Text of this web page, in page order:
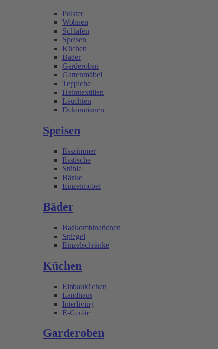
Polster
Wohnen
Schlafen
Speisen
Küchen
Bäder
Garderoben
Gartenmöbel
Teppiche
Heimtextilien
Leuchten
Dekorationen
Speisen
Esszimmer
Esstische
Stühle
Bänke
Einzelmöbel
Bäder
Badkombinationen
Spiegel
Einzelschränke
Küchen
Einbauküchen
Landhaus
Interliving
E-Geräte
Garderoben